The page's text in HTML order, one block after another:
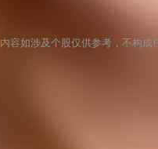
内容如涉及个股仅供参考，不构